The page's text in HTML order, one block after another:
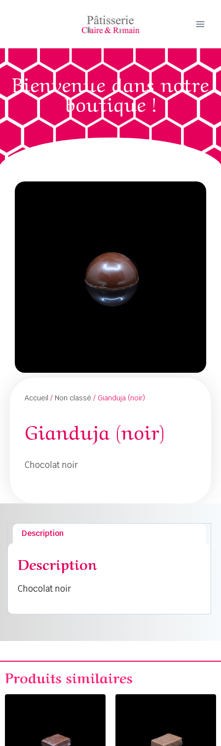
Bienvenue dans notre
boutique !
Accueil / Non classé / Gianduja (noir)
Gianduja (noir)
Chocolat noir
Description
Description
Chocolat noir
Produits similaires